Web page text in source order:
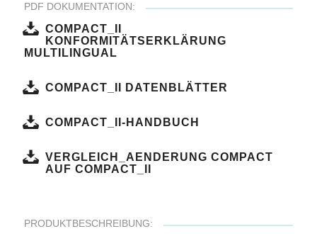
PDF DOKUMENTATION:
COMPACT_II
KONFORMITÄTSERKLÄRUNG
MULTILINGUAL
COMPACT_II DATENBLÄTTER
COMPACT_II-HANDBUCH
VERGLEICH_AENDERUNG COMPACT
AUF COMPACT_II
PRODUKTBESCHREIBUNG: